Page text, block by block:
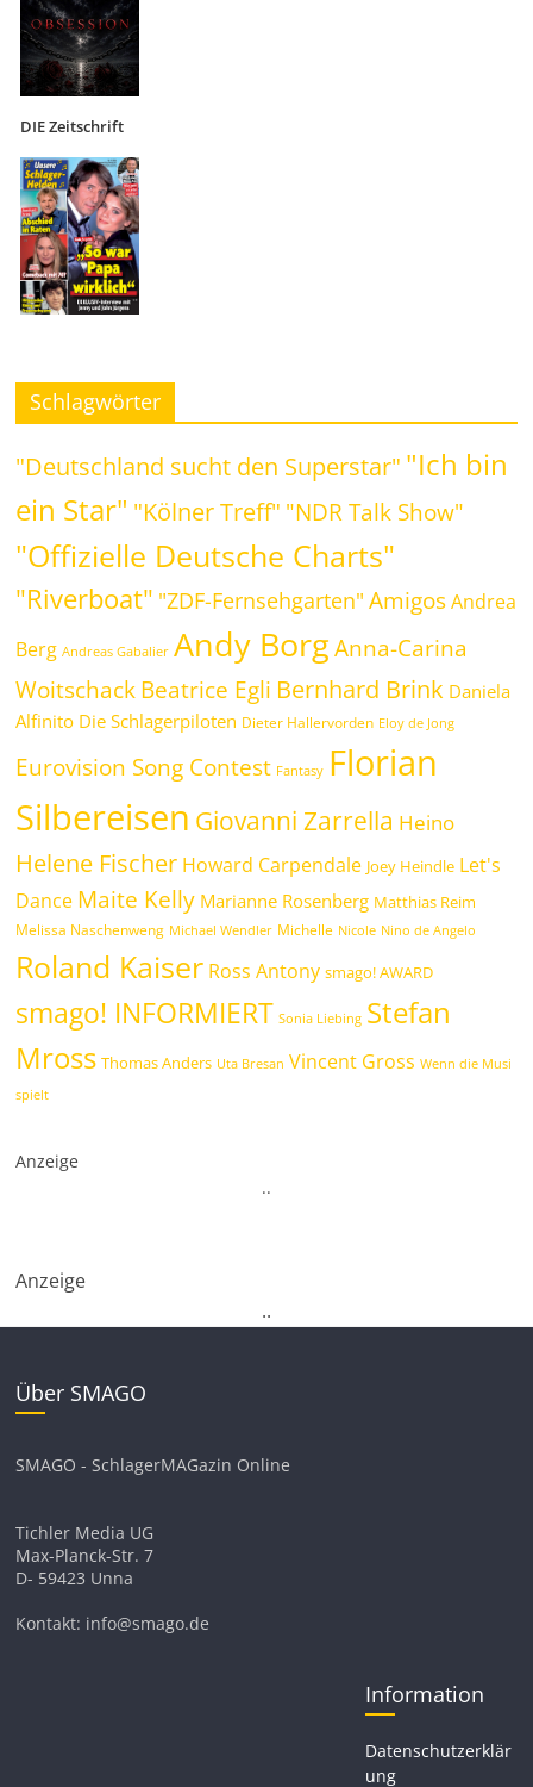
DIE Zeitschrift
Schlagwörter
"Deutschland sucht den Superstar" "Ich bin
ein Star" "Kölner Treff" "NDR Talk Show"
"Offizielle Deutsche Charts"
"Riverboat" "ZDF-Fernsehgarten" Amigos Andrea
Berg Andreas Gabalier Andy Borg Anna-Carina
WoitschackBeatrice Egli Bernhard Brink Daniela
Alfinito Die Schlagerpiloten Dieter Hallervorden Eloy de Jong
Eurovision Song Contest Fantasy Florian
Silbereisen Giovanni Zarrella Heino
Helene Fischer Howard Carpendale Joey Heindle Let's
Dance Maite Kelly Marianne Rosenberg Matthias Reim
Melissa Naschenweng Michael Wendler Michelle Nicole Nino de Angelo
Roland Kaiser Ross Antony smago! AWARD
smago! INFORMIERT Sonia Liebing Stefan
Mross Thomas Anders Uta Bresan Vincent Gross Wenn die Musi
spielt
Anzeige
..
Anzeige
..
Über SMAGO
SMAGO - SchlagerMAGazin Online
Tichler Media UG
Max-Planck-Str. 7
D- 59423 Unna
Kontakt: info@smago.de
Information
Datenschutzerklär
ung